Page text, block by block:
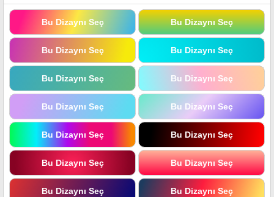
Bu Dizaynı Seç Bu Dizaynı Seç
Bu Dizaynı Seç Bu Dizaynı Seç
Bu Dizaynı Seç Bu Dizaynı Seç
Bu Dizaynı Seç Bu Dizaynı Seç
Bu Dizaynı Seç Bu Dizaynı Seç
Bu Dizaynı Seç Bu Dizaynı Seç
Bu Dizaynı Seç Bu Dizaynı Seç